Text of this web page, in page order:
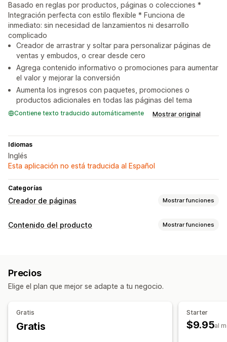
Basado en reglas por productos, páginas o colecciones *
Integración perfecta con estilo flexible * Funciona de
inmediato: sin necesidad de lanzamientos ni desarrollo
complicado
Creador de arrastrar y soltar para personalizar páginas de
ventas y embudos, o crear desde cero
Agrega contenido informativo o promociones para aumentar
el valor y mejorar la conversión
Aumenta los ingresos con paquetes, promociones o
productos adicionales en todas las páginas del tema
Contiene texto traducido automáticamente Mostrar original
Idiomas
Inglés
Esta aplicación no está traducida al Español
Categorías
Creador de páginas Mostrar funciones
Tipos de páginas
Páginas de agradecimiento
Páginas de precios Secciones de temas
Gestión de páginas
Contenido del producto Mostrar funciones
Precios
Elige el plan que mejor se adapte a tu negocio.
Gratis
Gratis
Starter
$9.95al